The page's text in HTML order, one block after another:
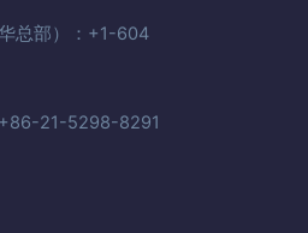
总部）：+1-604
21-5298-8291